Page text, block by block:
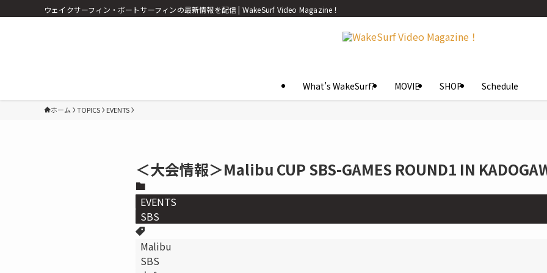
ウェイクサーフィン・ボートサーフィンの最新情報を配信 | WakeSurf Video Magazine！
What’s WakeSurf? MOVIE SHOP Schedule
ホーム TOPICS EVENTS
＜大会情報＞Malibu CUP SBS-GAMES ROUND1 IN
EVENTS
SBS
Malibu
SBS